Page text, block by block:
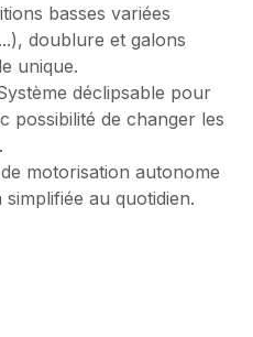
basses variées
doublure et galons
unique.
déclipsable pour
possibilité de changer les
motorisation autonome
au quotidien.